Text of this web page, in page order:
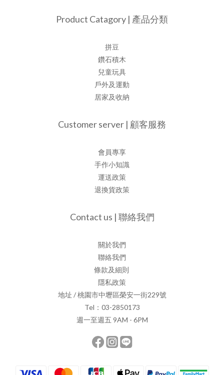
Product Catagory | 產品分類
拼豆
鑽石積木
兒童玩具
戶外及運動
居家及收納
Customer server | 顧客服務
會員專享
手作小知識
運送政策
退換貨政策
Contact us | 聯絡我們
關於我們
聯絡我們
條款及細則
隱私政策
地址 / 桃園市中壢區榮安一街229號
Tel：03-2850173
週一至週五 9AM - 6PM